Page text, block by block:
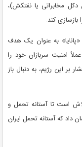
دکل مخابراتی یا نفتکش)،
کند.
به عنوان یک هدف
امنیت سربازان خود را
بر این رژیم، به دنبال باز
است تا آستانه تحمل و
که آستانه تحمل ایران